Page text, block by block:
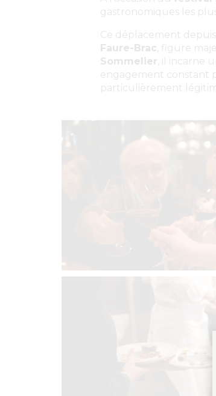
gastronomiques les
Ce déplacement
Faure-Brac , figure
Sommelier , il incarne
engagement constant
particulièrement